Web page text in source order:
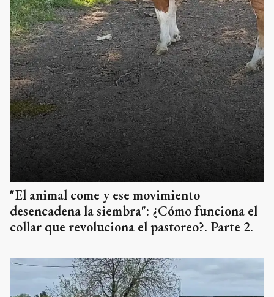
"El animal come y ese movimiento
desencadena la siembra": ¿Cómo funciona el
collar que revoluciona el pastoreo?. Parte 2.